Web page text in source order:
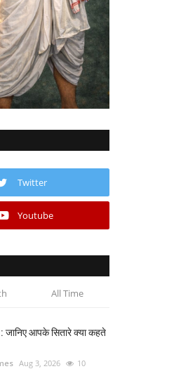
Twitter
Youtube
All Time
आपके सितारे क्या कहते
Aug 3, 2026 10